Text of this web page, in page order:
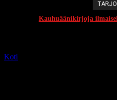
Kauhuäänikirjoja
Koti